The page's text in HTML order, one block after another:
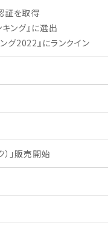
証を取得
ング』に選出
2022』にランクイン
」販売開始